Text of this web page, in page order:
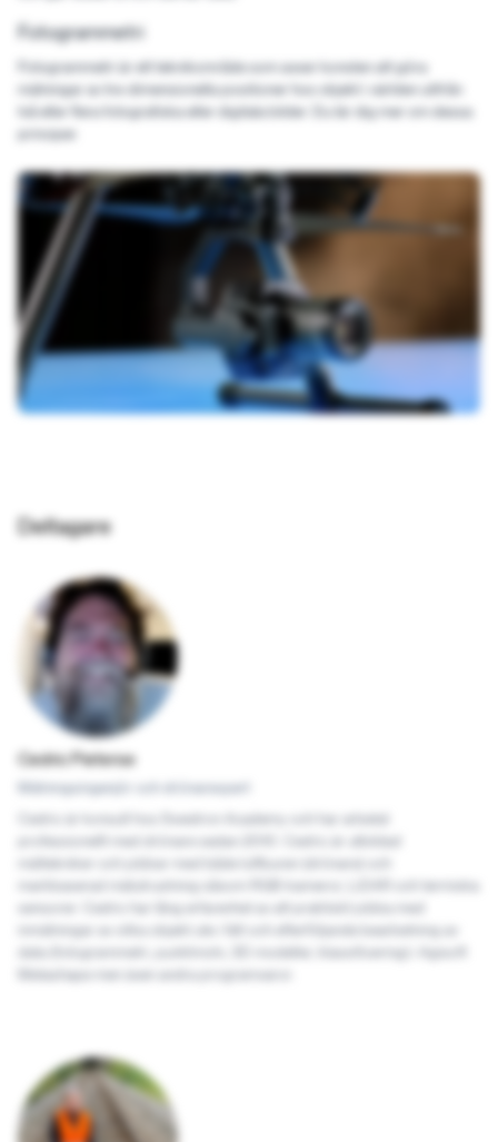
Fotogrammetri
Fotogrammetri är ett teknikområde som avser konsten att göra
mätningar av tre-dimensionella positioner hos objekt i världen utifrån
två eller flera fotografiska eller digitala bilder. Du lär dig mer om dessa
principer.
Deltagare
Cedric Pieterse
Mätningsingenjör och drönarexpert